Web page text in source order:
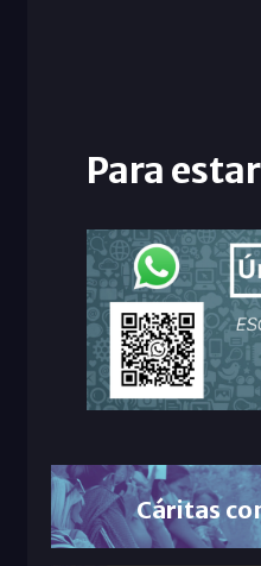
Para
Cáritas